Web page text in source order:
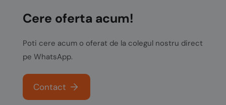
Cere oferta acum!
Poti cere acum o oferat de la colegul nostru direct
pe WhatsApp.
Contact